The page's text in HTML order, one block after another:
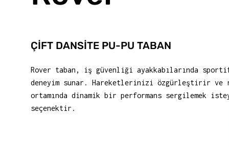
ÇİFT DANSİTE PU-PU TABAN
Rover taban, iş güvenliği ayakkabılarında
deneyim sunar. Hareketlerinizi özgürleştirir
ortamında dinamik bir performans sergilemek
seçenektir.